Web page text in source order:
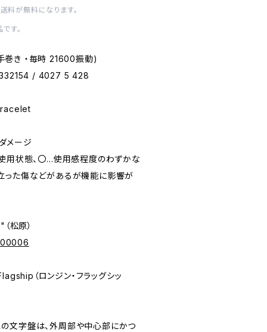
が無料になります。
す。
き ・毎時 21600振動)
/ 4027 5 428
メージ
用状態、〇…使用感程度のわずかな
た傷などがあるが機能に影響が
松原）
（ロンジン・フラッグシッ
文字盤は、外周部や中心部にかつ